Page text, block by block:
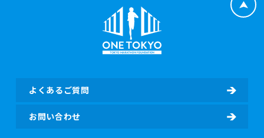
よくあるご質問
お問い合わせ